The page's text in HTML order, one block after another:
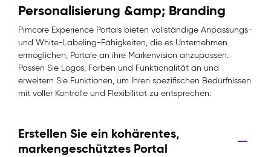
Personalisierung &amp; Branding
Pimcore Experience Portals bieten vollständige Anpassungs-
und White-Labeling-Fähigkeiten, die es Unternehmen
ermöglichen, Portale an ihre Markenvision anzupassen.
Passen Sie Logos, Farben und Funktionalität an und
erweitern Sie Funktionen, um Ihren spezifischen Bedürfnissen
mit voller Kontrolle und Flexibilität zu entsprechen.
Erstellen Sie ein kohärentes,
markengeschütztes Portal